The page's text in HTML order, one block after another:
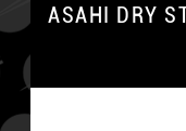
ASAHI DRY